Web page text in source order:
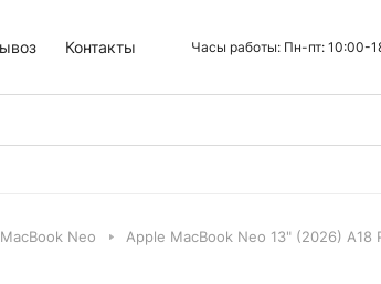
Контакты Часы работы: Пн-пт: 10:00-
Neo Apple MacBook Neo 13" (2026) A18